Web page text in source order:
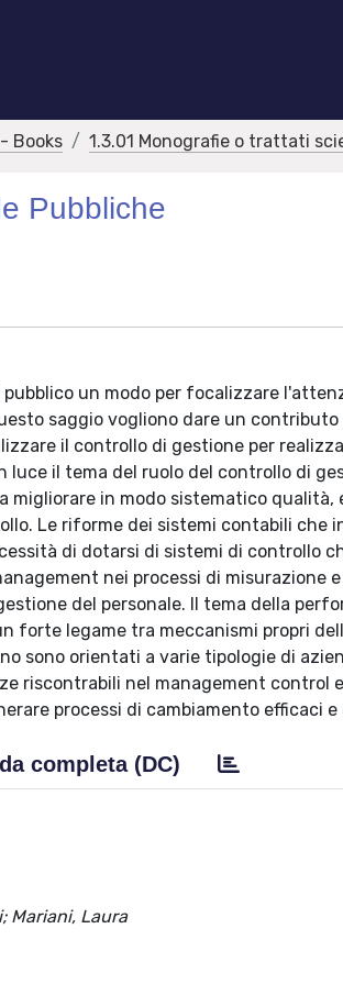
Books 1.3.01 Monografie o trattati
Pubbliche
un modo per focalizzare
saggio vogliono dare un contributo
il controllo di gestione per
il tema del ruolo del controllo di
in modo sistematico qualità,
Le riforme dei sistemi contabili che
di dotarsi di sistemi di controllo
nei processi di misurazione
del personale. Il tema della
forte legame tra meccanismi propri
sono orientati a varie tipologie di
riscontrabili nel management control
processi di cambiamento efficaci
completa (DC)
Mariani, Laura